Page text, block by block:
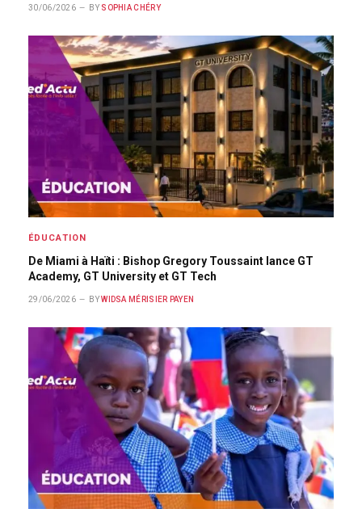
30/06/2026 BY SOPHIA CHÉRY
ÉDUCATION
De Miami à Haïti : Bishop Gregory Toussaint lance GT
Academy, GT University et GT Tech
29/06/2026 BY WIDSA MÉRISIER PAYEN